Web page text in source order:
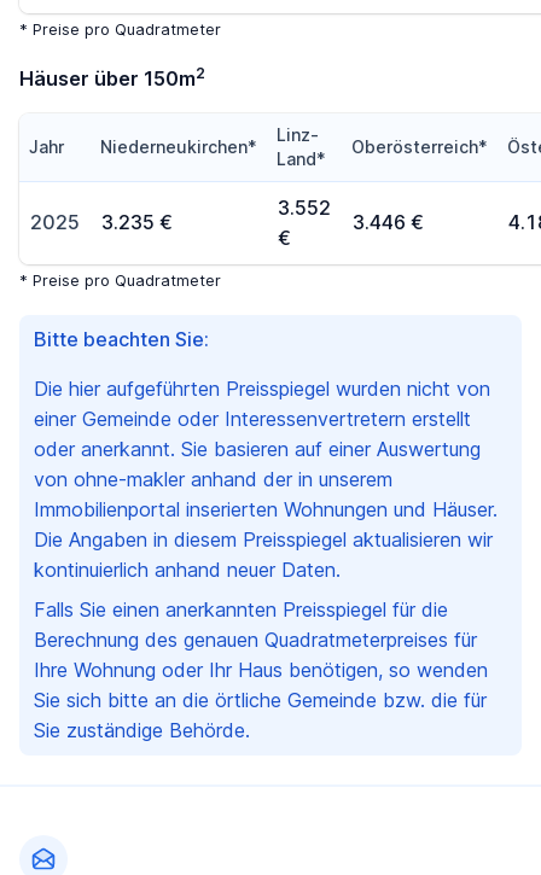
Bitte beachten Sie:
Die hier aufgeführten Preisspiegel wurden nicht von
einer Gemeinde oder Interessenvertretern erstellt
oder anerkannt. Sie basieren auf einer Auswertung
von ohne-makler anhand der in unserem
Immobilienportal inserierten Wohnungen und Häuser.
Die Angaben in diesem Preisspiegel aktualisieren wir
kontinuierlich anhand neuer Daten.
Falls Sie einen anerkannten Preisspiegel für die
Berechnung des genauen Quadratmeterpreises für
Ihre Wohnung oder Ihr Haus benötigen, so wenden
Sie sich bitte an die örtliche Gemeinde bzw. die für
Sie zuständige Behörde.
* Preise pro Quadratmeter
Häuser über 150m2
Jahr Niederneukirchen*
Linz-
Land*
Oberösterreich*
2025 3.235 €
3.552
€
3.446 €
* Preise pro Quadratmeter